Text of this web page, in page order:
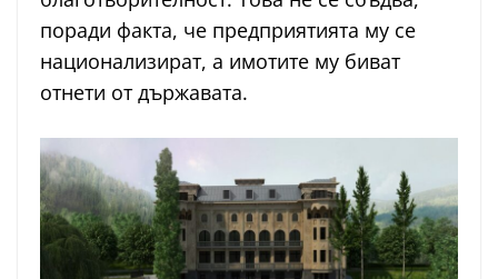
поради факта, че предприятията му се
национализират, а имотите му биват
отнети от държавата.